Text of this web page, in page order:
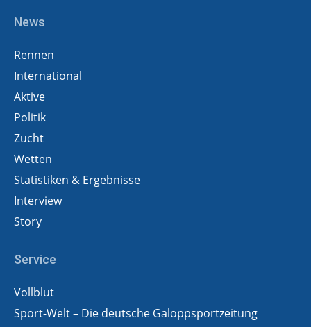
News
Rennen
International
Aktive
Politik
Zucht
Wetten
Statistiken & Ergebnisse
Interview
Story
Service
Vollblut
Sport-Welt – Die deutsche Galoppsportzeitung